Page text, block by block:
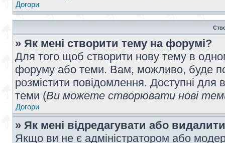
Догори
» Як мені створити тему на форумі?
Для того щоб створити нову тему в
форуму або теми. Вам, можливо, буде
розмістити повідомлення. Доступні для
теми (Ви можете створювати нові
Догори
» Як мені відредагувати або
Якщо ви не є адміністратором або